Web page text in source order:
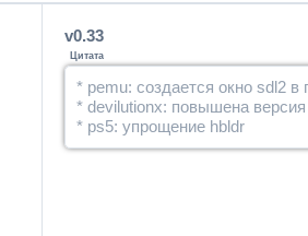
v0.33
Цитата
* pemu: создается окно sdl2
* devilutionx: повышена
* ps5: упрощение hbldr